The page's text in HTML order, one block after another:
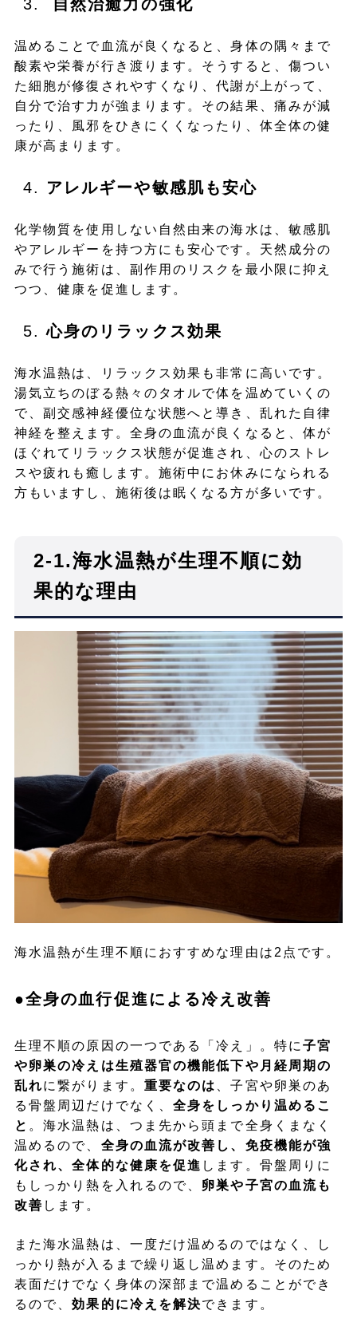
自然治癒力の強化
温めることで血流が良くなると、身体の隅々まで
酸素や栄養が行き渡ります。そうすると、傷つい
た細胞が修復されやすくなり、代謝が上がって、
自分で治す力が強まります。その結果、痛みが減
ったり、風邪をひきにくくなったり、体全体の健
康が高まります。
アレルギーや敏感肌も安心
化学物質を使用しない自然由来の海水は、敏感肌
やアレルギーを持つ方にも安心です。天然成分の
みで行う施術は、副作用のリスクを最小限に抑え
つつ、健康を促進します。
心身のリラックス効果
海水温熱は、リラックス効果も非常に高いです。
湯気立ちのぼる熱々のタオルで体を温めていくの
で、副交感神経優位な状態へと導き、乱れた自律
神経を整えます。全身の血流が良くなると、体が
ほぐれてリラックス状態が促進され、心のストレ
スや疲れも癒します。施術中にお休みになられる
方もいますし、施術後は眠くなる方が多いです。
2-1.海水温熱が生理不順に効
果的な理由
海水温熱が生理不順におすすめな理由は2点です。
●全身の血行促進による冷え改善
生理不順の原因の一つである「冷え」。特に 子宮
や卵巣の冷えは生殖器官の機能低下や月経周期の
乱れに繋がります。 重要なのは
、子宮や卵巣のあ
る骨盤周辺だけでなく、全身をしっかり温めるこ
と 。海水温熱は、つま先から頭まで全身くまなく
温めるので、 全身の血流が改善し、免疫機能が強
化され、全体的な健康を促進 します。骨盤周りに
もしっかり熱を入れるので、 卵巣や子宮の血流も
改善 します。
また海水温熱は、一度だけ温めるのではなく、し
っかり熱が入るまで繰り返し温めます。そのため
表面だけでなく身体の深部まで温めることができ
るので、効果的に冷えを解決できます。